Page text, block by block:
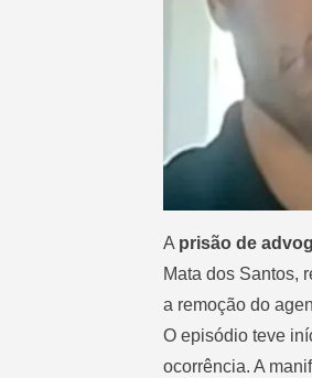
A prisão de
Mata dos Santos,
a remoção do
O episódio teve
ocorrência. A